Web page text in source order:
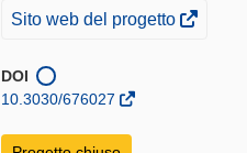
(si
in
una
finestra)
Sito web del progetto
DOI
10.3030/676027